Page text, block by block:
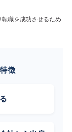
職を成功させるため
徴